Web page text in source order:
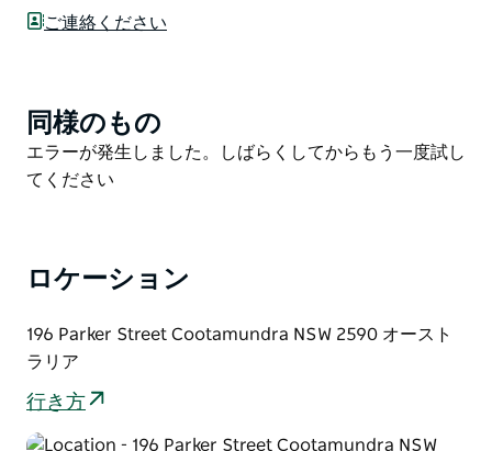
スタードタルト、チョコレートケーキ、キャラメルスラ
イス、ドーナツ、メレンゲ、エクレア、ミントスライス
ンドイッチやバインミーも毎日ご用意しております。
ご連絡ください
Product
List
同様のもの
Product
List
エラーが発生しました。しばらくしてからもう一度試し
てください
ロケーション
196 Parker Street Cootamundra NSW 2590 オースト
ラリア
行き方